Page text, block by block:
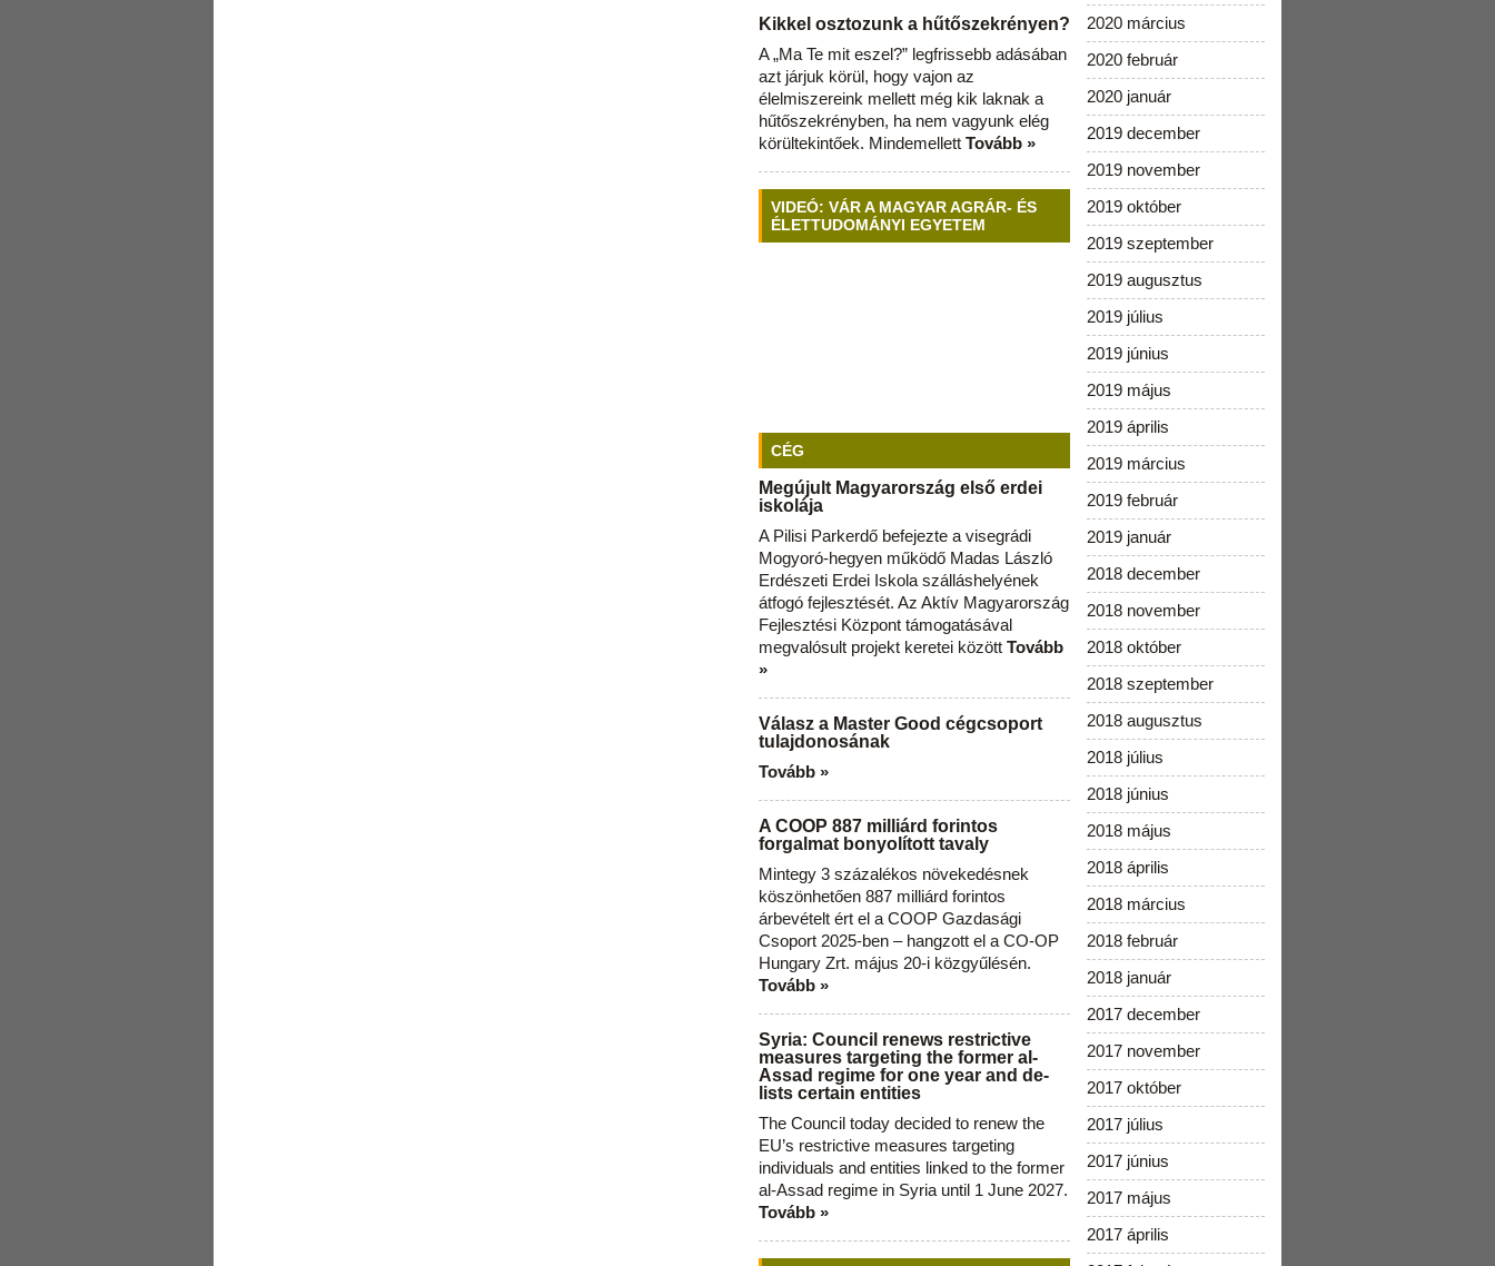
Kikkel osztozunk a hűtőszekrényen?
A „Ma Te mit eszel?” legfrissebb adásában
azt járjuk körül, hogy vajon az
élelmiszereink mellett még kik laknak a
hűtőszekrényben, ha nem vagyunk elég
körültekintőek. Mindemellett Tovább »
VIDEÓ: VÁR A MAGYAR AGRÁR- ÉS
ÉLETTUDOMÁNYI EGYETEM
CÉG
Megújult Magyarország első erdei
iskolája
A Pilisi Parkerdő befejezte a visegrádi
Mogyoró-hegyen működő Madas László
Erdészeti Erdei Iskola szálláshelyének
átfogó fejlesztését. Az Aktív Magyarország
Fejlesztési Központ támogatásával
megvalósult projekt keretei között Tovább
»
Válasz a Master Good cégcsoport
tulajdonosának
Tovább »
A COOP 887 milliárd forintos
forgalmat bonyolított tavaly
Mintegy 3 százalékos növekedésnek
köszönhetően 887 milliárd forintos
árbevételt ért el a COOP Gazdasági
Csoport 2025-ben – hangzott el a CO-OP
Hungary Zrt. május 20-i közgyűlésén.
Tovább »
Syria: Council renews restrictive
measures targeting the former al-
Assad regime for one year and de-
lists certain entities
The Council today decided to renew the
EU’s restrictive measures targeting
individuals and entities linked to the former
al-Assad regime in Syria until 1 June 2027.
Tovább »
2020 március
2020 február
2020 január
2019 december
2019 november
2019 október
2019 szeptember
2019 augusztus
2019 július
2019 június
2019 május
2019 április
2019 március
2019 február
2019 január
2018 december
2018 november
2018 október
2018 szeptember
2018 augusztus
2018 július
2018 június
2018 május
2018 április
2018 március
2018 február
2018 január
2017 december
2017 november
2017 október
2017 július
2017 június
2017 május
2017 április